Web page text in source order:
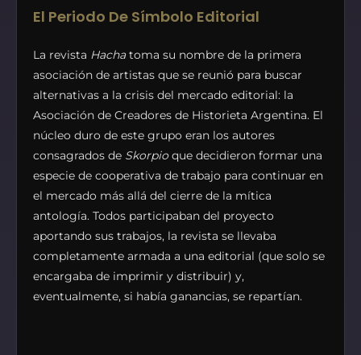
El Periodo De Símbolo Editorial
La revista Hachatoma su nombre de la primera
asociación de artistas que se reunió para buscar
alternativas a la crisis del mercado editorial: la
Asociación de Creadores de Historieta Argentina. El
núcleo duro de este grupo eran los autores
consagrados de Skorpioque decidieron formar una
especie de cooperativa de trabajo para continuar en
el mercado más allá del cierre de la mítica
antología. Todos participaban del proyecto
aportando sus trabajos, la revista se llevaba
completamente armada a una editorial (que solo se
encargaba de imprimir y distribuir) y,
eventualmente, si había ganancias, se repartían.